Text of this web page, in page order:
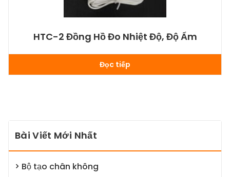
HTC-2 Đồng Hồ Đo Nhiệt Độ, Độ Ẩm
Đọc tiếp
Bài Viết Mới Nhất
Bộ tạo chân không